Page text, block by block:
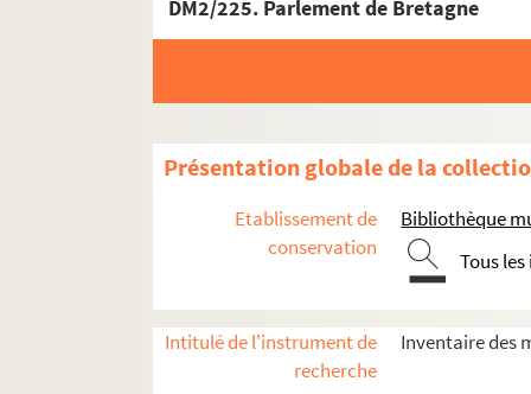
DM2/225. Parlement de Bretagne
Présentation globale de la
Etablissement de
conservation
Bibliothèque
Tous
Intitulé de l'instrument de
recherche
Inventaire des